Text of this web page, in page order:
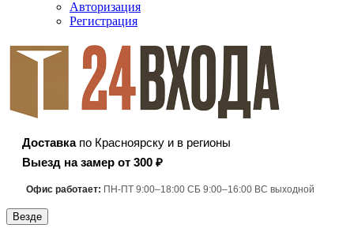
Авторизация
Регистрация
Доставкапо Красноярску и в регионы
Выезд на замер от 300 ₽
Офис работает: ПН-ПТ 9:00–18:00 СБ 9:00–16:00 ВС выходной
Везде